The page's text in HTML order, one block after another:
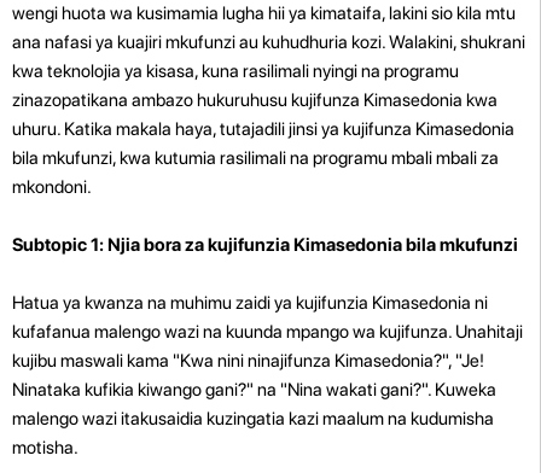
wengi huota wa kusimamia lugha hii ya kimataifa, lakini sio kila mtu
ana nafasi ya kuajiri mkufunzi au kuhudhuria kozi. Walakini, shukrani
kwa teknolojia ya kisasa, kuna rasilimali nyingi na programu
zinazopatikana ambazo hukuruhusu kujifunza Kimasedonia kwa
uhuru. Katika makala haya, tutajadili jinsi ya kujifunza Kimasedonia
bila mkufunzi, kwa kutumia rasilimali na programu mbali mbali za
mkondoni.
Subtopic 1: Njia bora za kujifunzia Kimasedonia bila mkufunzi
Hatua ya kwanza na muhimu zaidi ya kujifunzia Kimasedonia ni
kufafanua malengo wazi na kuunda mpango wa kujifunza. Unahitaji
kujibu maswali kama "Kwa nini ninajifunza Kimasedonia?", "Je!
Ninataka kufikia kiwango gani?" na "Nina wakati gani?". Kuweka
malengo wazi itakusaidia kuzingatia kazi maalum na kudumisha
motisha.